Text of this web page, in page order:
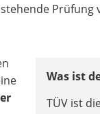
Prüfung
Was ist
TÜV ist